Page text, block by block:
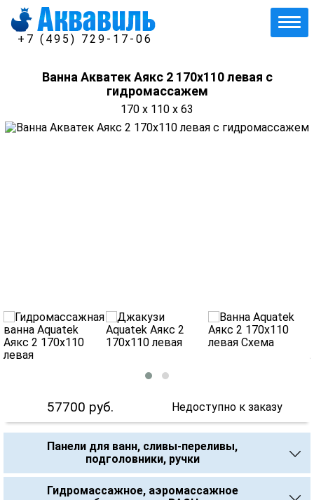
+7 (495) 729-17-06
Ванна Акватек Аякс 2 170х110 левая с
гидромассажем
170 x 110 x 63
57700 руб. Недоступно к заказу
Панели для ванн, сливы-переливы,
подголовники, ручки
Гидромассажное, аэромассажное